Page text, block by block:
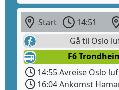
Start 14:51
Gå til Oslo
F6
14:55 Avreise Oslo
16:04 Ankomst